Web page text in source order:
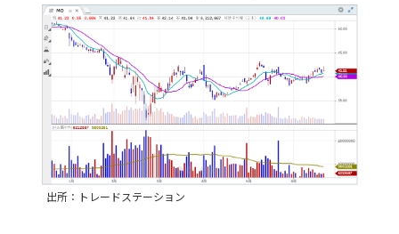
出所：トレードステーション